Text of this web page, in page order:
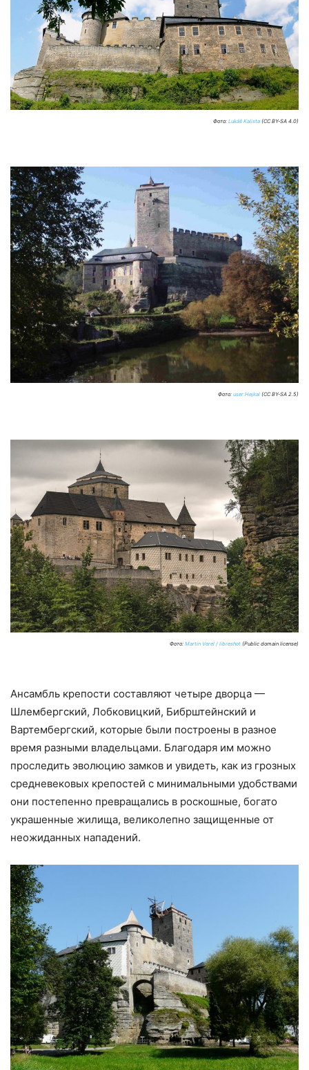
Фото: Lukáš Kalista (CC BY-SA 4.0)
Фото: user:Hejkal (CC BY-SA 2.5)
Фото: Martin Vorel / libreshot (Public domain license)
Ансамбль крепости составляют четыре дворца —
Шлембергский, Лобковицкий, Бибрштейнский и
Вартембергский, которые были построены в разное
время разными владельцами. Благодаря им можно
проследить эволюцию замков и увидеть, как из грозных
средневековых крепостей с минимальными удобствами
они постепенно превращались в роскошные, богато
украшенные жилища, великолепно защищенные от
неожиданных нападений.